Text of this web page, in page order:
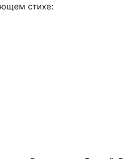
стихе: